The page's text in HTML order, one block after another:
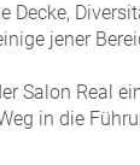
Decke,
jener
Salon Real
in die